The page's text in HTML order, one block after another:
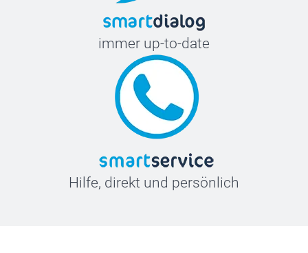
immer up-to-date
Hilfe, direkt und persönlich